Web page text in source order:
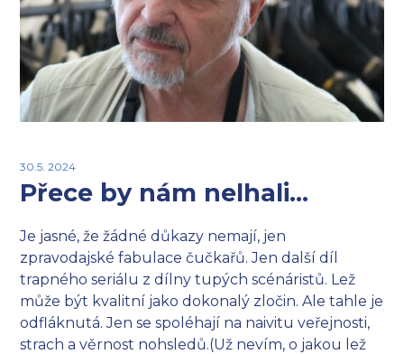
30.5. 2024
Přece by nám nelhali…
Je jasné, že žádné důkazy nemají, jen
zpravodajské fabulace čučkařů. Jen další díl
trapného seriálu z dílny tupých scénáristů. Lež
může být kvalitní jako dokonalý zločin. Ale tahle je
odfláknutá. Jen se spoléhají na naivitu veřejnosti,
strach a věrnost nohsledů.(Už nevím, o jakou lež